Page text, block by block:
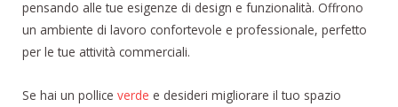
pensando alle tue esigenze di design e funzionalità. Offrono
un ambiente di lavoro confortevole e professionale, perfetto
per le tue attività commerciali.
Se hai un pollice verde e desideri migliorare il tuo spazio